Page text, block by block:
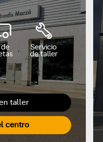
taller
centro
Servicio
de taller